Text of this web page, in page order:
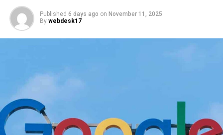
Published 6 days ago on November 11, 2025
By webdesk17